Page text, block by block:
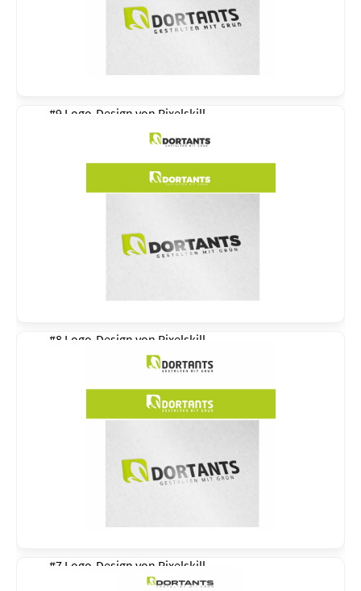
#9 Logo-Design von Pixelskill
#8 Logo-Design von Pixelskill
#7 Logo-Design von Pixelskill